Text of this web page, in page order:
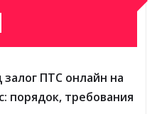
ПТС онлайн на
порядок, требования